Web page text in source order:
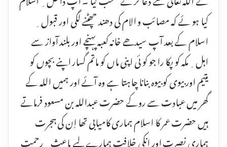
کیا ہو ئے کہ مصائب و الام کی دھند چھٹنے لگی اور قبول ِ
اسلام کے بعد آپ سیدھے خانہ کعبہ پہنچے اور بلند آواز سے
اہل ِ مکہ کو پکا را جو کو ئی اپنی ماں کو ماتم گسار اپنے بچوں کو
یتیم اور بیوی کو بیوہ بنانا چاہتا ہے وہ آئے اور ہمیں اللہ کے
گھر میں عبادت سے روکے حضرت عبداللہ بن مسعود فرماتے
ہیں حضرت عمر کا اسلام ہماری کامیابی تھا اِن کی ہجرت
ہماری نصرت اور انکی خلافت ہمارے لیے باعث ِ رحمت